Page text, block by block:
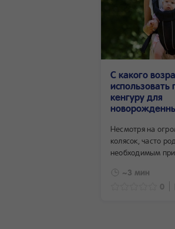
С какого
использовать
кенгуру для
Несмотря на
колясок, часто
необходимым
переноски.
~3 мин
0